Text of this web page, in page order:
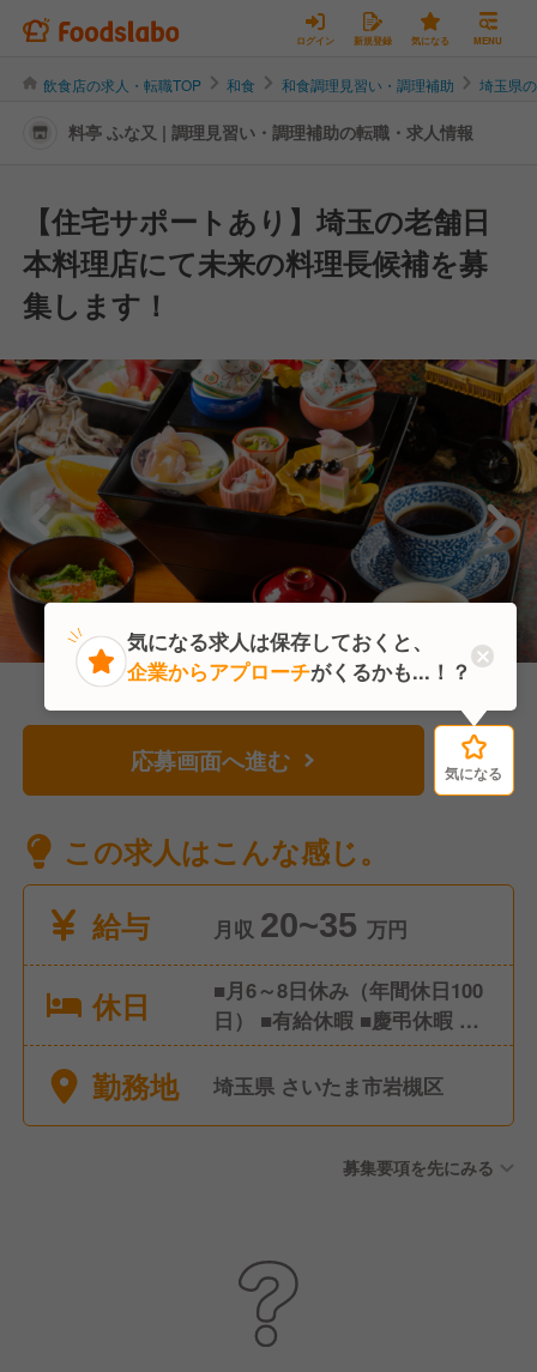
ログイン 新規登録 気になる MENU
飲食店の求人・転職TOP 和食 和食調理見習い・調理補助 埼玉県
料亭 ふな又 | 調理見習い・調理補助の転職・求人情報
【住宅サポートあり】埼玉の老舗日
本料理店にて未来の料理長候補を募
集します！
応募画面へ進む 気になる
この求人はこんな感じ。
給与
月収 20~35 万円
休日
■月6～8日休み（年間休日100
日） ■有給休暇 ■慶弔休暇 ■
夏季休暇 ■年末年始休暇
勤務地 埼玉県 さいたま市岩槻区
募集要項を先にみる
気になる
気になる求人は保存しておくと、
企業からアプローチがくるかも...！？